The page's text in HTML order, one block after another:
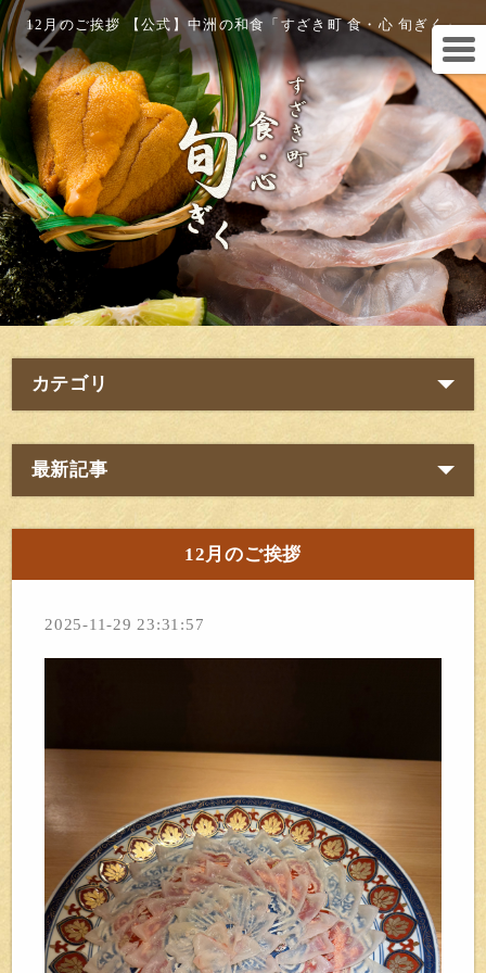
12月のご挨拶 【公式】中洲の和食「すざき町 食・心 旬ぎく」
カテゴリ
最新記事
12月のご挨拶
2025-11-29 23:31:57